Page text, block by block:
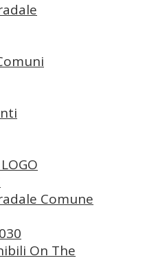
Comune
On The